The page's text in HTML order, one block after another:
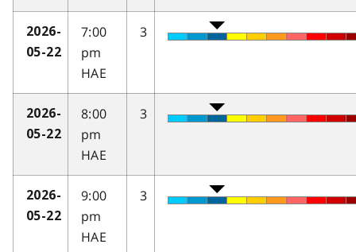
2026-
05-22
7:00
pm
HAE
3
2026-
05-22
8:00
pm
HAE
3
2026-
05-22
9:00
pm
HAE
3